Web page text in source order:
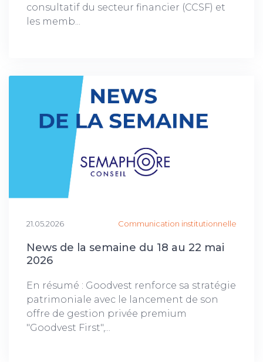
consultatif du secteur financier (CCSF) et
les memb...
21.05.2026 Communication institutionnelle
News de la semaine du 18 au 22 mai
2026
En résumé : Goodvest renforce sa stratégie
patrimoniale avec le lancement de son
offre de gestion privée premium
"Goodvest First",...